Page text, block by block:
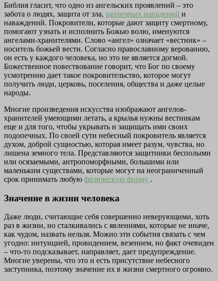
Библия гласит, что одно из ангельских проявлений – это
забота о людях, защита от зла, различных нападений и
наваждений. Покровители, которые дают защиту смертному,
помогают узнать и исполнить Божью волю, именуются
ангелами-хранителями. Слово «ангел» означает «вестник» –
носитель божьей вести. Согласно православному верованию,
он есть у каждого человека, но это не является догмой.
Божественное повествование говорит, что Бог по своему
усмотрению дает такое покровительство, которое могут
получить люди, церковь, поселения, общества и даже целые
народы.
Многие произведения искусства изображают ангелов-
хранителей умеющими летать, а крылья нужны вестникам
еще и для того, чтобы укрывать и защищать ими своих
подопечных. По своей сути небесный покровитель является
духом, доброй сущностью, которая имеет разум, чувства, но
лишена земного тела. Представляются защитники бесполыми
или осязаемыми, антропоморфными, большими или
маленьким существами, которые могут на неограниченный
срок принимать любую физическую форму .
Значение в жизни человека
Даже люди, считающие себя совершенно неверующими, хоть
раз в жизни, но сталкивались с явлениями, которые не иначе,
как чудом, назвать нельзя. Можно эти события связать с чем
угодно: интуицией, провидением, везением, но факт очевиден
– что-то подсказывает, направляет, дает предупреждение.
Многие уверены, что это и есть присутствие небесного
заступника, поэтому значение их в жизни смертного огромно.